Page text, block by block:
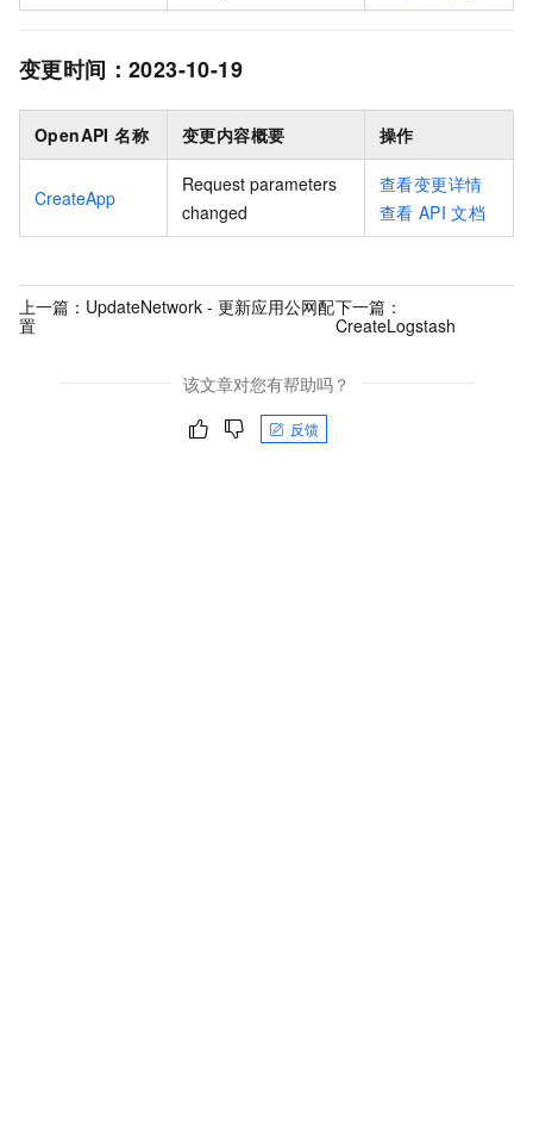
变更时间： 2023-10-19
OpenAPI 名称 变更内容概要 操作
CreateApp
Request parameters
changed
查看变更详情
查看 API 文档
上一篇： UpdateNetwork - 更新应用公网配
置
下一篇：
CreateLogstash
该文章对您有帮助吗？
反馈